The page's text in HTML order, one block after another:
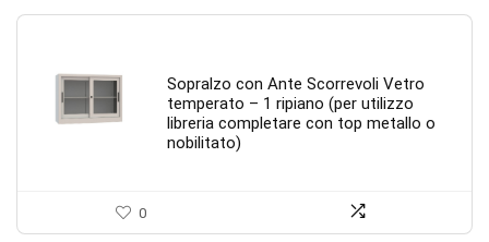
Sopralzo con Ante Scorrevoli Vetro
temperato – 1 ripiano (per utilizzo
libreria completare con top metallo o
nobilitato)
0